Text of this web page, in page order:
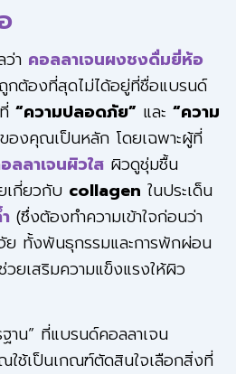
า คอลลาเจนผงชงดื่มยี่ห้อ
ต้องที่สุดไม่ได้อยู่ที่ชื่อแบรนด์
“ความปลอดภัย” และ “ความ
ของคุณเป็นหลัก โดยเฉพาะผู้ที่
ลลาเจนผิวใสผิวดูชุ่มชื้น
กี่ยวกับ collagen ในประเด็น
(ซึ่งต้องทำความเข้าใจก่อนว่า
ย ทั้งพันธุกรรมและการพักผ่อน
ยเสริมความแข็งแรงให้ผิว
าน” ที่แบรนด์คอลลาเจน
ช้เป็นเกณฑ์ตัดสินใจเลือกสิ่งที่